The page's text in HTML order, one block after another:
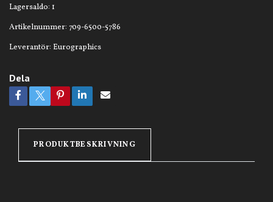
Lagersaldo: 1
Artikelnummer: 709-6500-5786
Leverantör: Eurographics
Dela
PRODUKTBESKRIVNING